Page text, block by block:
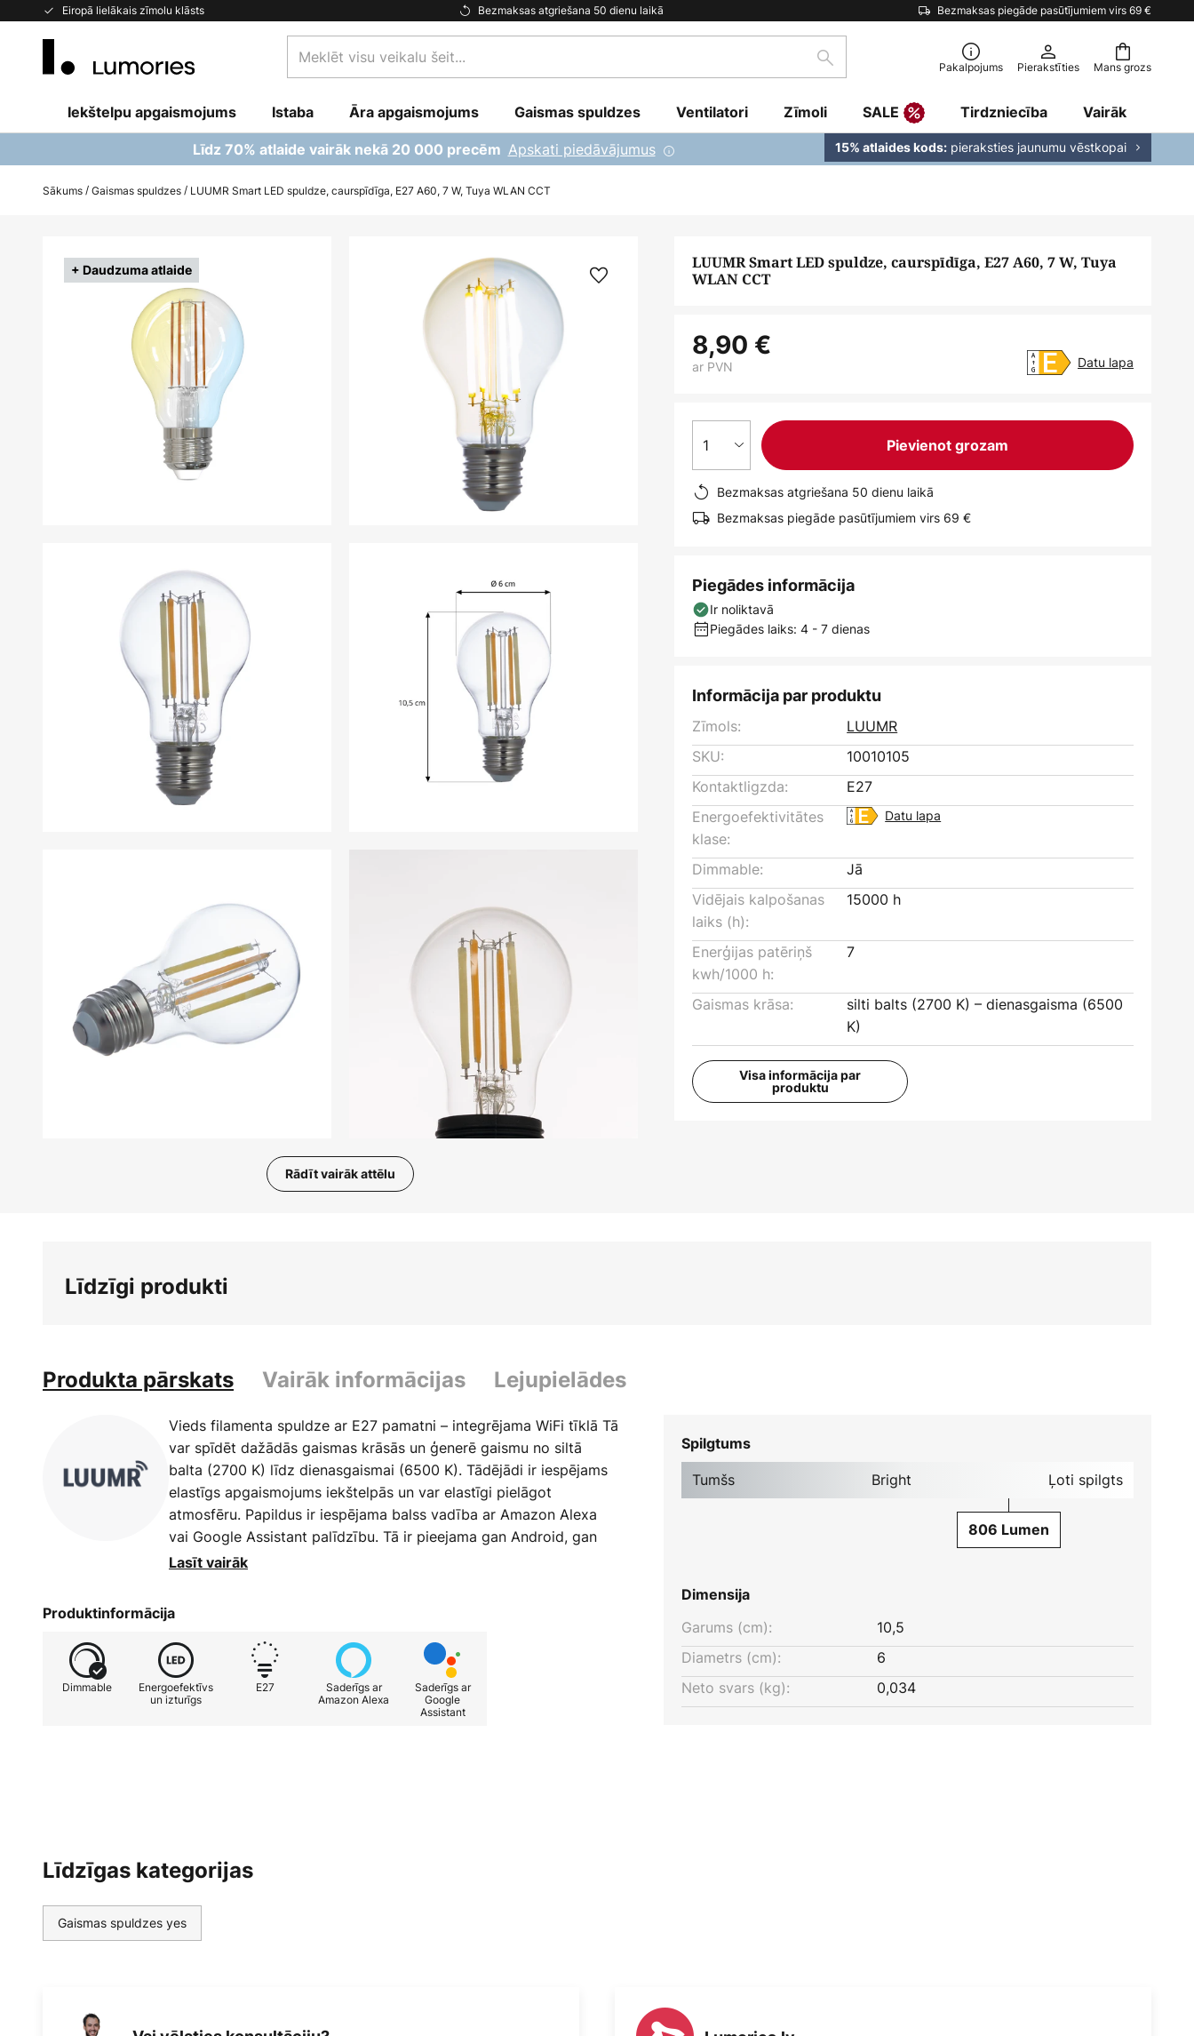
Eiropā lielākais zīmolu klāsts Bezmaksas atgriešana 50 dienu laikā Bezmaksas piegāde pasūtījumiem virs 69 €
Skip
Mans grozs
visu
šeit...
Meklēšana Pakalpojums Pierakstīties
Iekštelpu apgaismojums Istaba Āra apgaismojums Gaismas spuldzes Ventilatori Zīmoli SALE Tirdzniecība Vairāk
Līdz 70% atlaide vairāk nekā 20 000 precēm Apskati piedāvājumus 15% atlaides kods: pieraksties jaunumu vēstkopai
Sākums Gaismas spuldzes LUUMR Smart LED spuldze, caurspīdīga, E27 A60, 7 W, Tuya WLAN CCT
+ Daudzuma atlaide
Rādīt vairāk attēlu
LUUMR Smart LED spuldze, caurspīdīga, E27 A60, 7 W, Tuya
WLAN CCT
8,90 €
ar PVN Datu lapa
1 Pievienot grozam
Bezmaksas atgriešana 50 dienu laikā
Bezmaksas piegāde pasūtījumiem virs 69 €
Piegādes informācija
Ir noliktavā
Piegādes laiks: 4 - 7 dienas
Informācija par produktu
Zīmols:
LUUMR
SKU:
10010105
Kontaktligzda:
E27
Energoefektivitātes
klase:
Datu lapa
Dimmable:
Jā
Vidējais kalpošanas
laiks (h):
15000 h
Enerģijas patēriņš
kwh/1000 h:
7
Gaismas krāsa:
silti balts (2700 K) – dienasgaisma (6500
K)
Visa informācija par
produktu
Līdzīgi produkti
Produkta pārskats Vairāk informācijas Lejupielādes
Vieds filamenta spuldze ar E27 pamatni – integrējama WiFi tīklā Tā
var spīdēt dažādās gaismas krāsās un ģenerē gaismu no siltā
balta (2700 K) līdz dienasgaismai (6500 K). Tādējādi ir iespējams
elastīgs apgaismojums iekštelpās un var elastīgi pielāgot
atmosfēru. Papildus ir iespējama balss vadība ar Amazon Alexa
vai Google Assistant palīdzību. Tā ir pieejama gan Android, gan
Apple ierīcēm un to var viegli lejupielādēt no
https://apps.apple.com/lv/app/luumr/id6470302637
Lasīt vairāk
Produktinformācija
Dimmable
Energoefektīvs
un izturīgs
E27
Saderīgs ar
Amazon Alexa
Saderīgs ar
Google
Assistant
Spilgtums
Tumšs Bright Ļoti spilgts
806 Lumen
Dimensija
Garums (cm):
10,5
Diametrs (cm):
6
Neto svars (kg):
0,034
Līdzīgas kategorijas
Gaismas spuldzes yes